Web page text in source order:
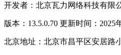
开发者：北京瓦力网络科技有限
版本：13.5.0.70 更新时间：2025
北京地址：北京市昌平区安居路